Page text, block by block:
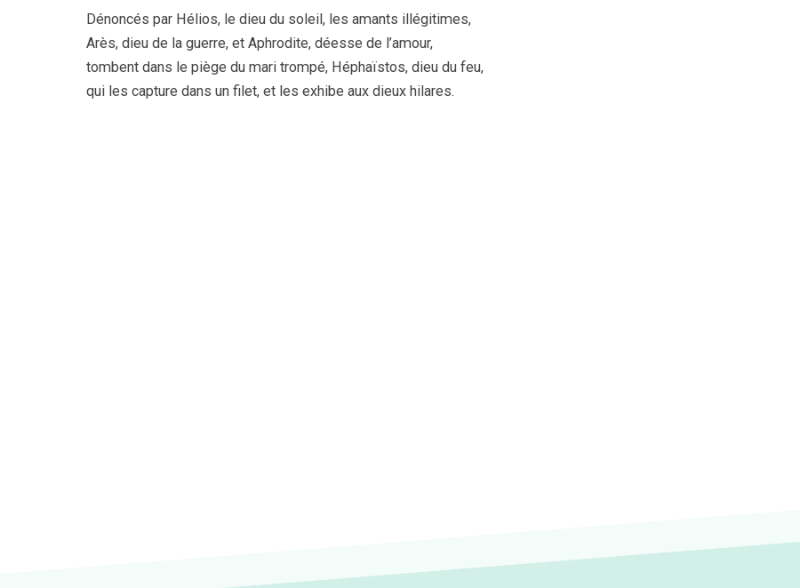
Dénoncés par Hélios, le dieu du soleil, les amants illégitimes,
Arès, dieu de la guerre, et Aphrodite, déesse de l’amour,
tombent dans le piège du mari trompé, Héphaïstos, dieu du feu,
qui les capture dans un filet, et les exhibe aux dieux hilares.